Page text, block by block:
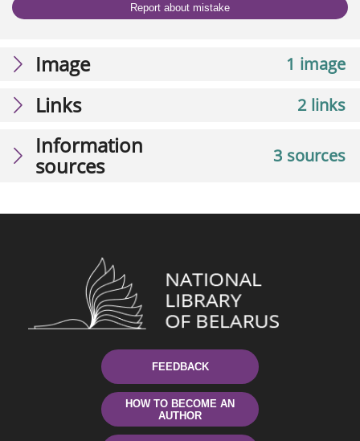
Report about mistake
1 image
Image
2 links
Links
3 sources
Information
sources
FEEDBACK
HOW TO BECOME AN
AUTHOR